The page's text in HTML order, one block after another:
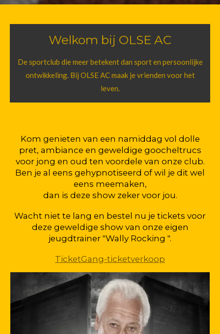
Welkom bij OLSE AC
De sportclub die meer betekent dan sport en persoonlijke
ontwikkeling. Bij OLSE AC maak je vrienden voor het
leven.
Kom genieten van een namiddag vol dolle
pret, ambiance en geweldige goocheltrucs
voor jong en oud ten voordele van onze club.
Ben je al eens gehypnotiseerd of wil je dit wel
eens meemaken,
dan is deze show zeker voor jou.
Wacht niet te lang en bestel nu je tickets voor
deze geweldige show van onze eigen
jeugdtrainer "Wally Rocking ".
TicketGang-ticketverkoop